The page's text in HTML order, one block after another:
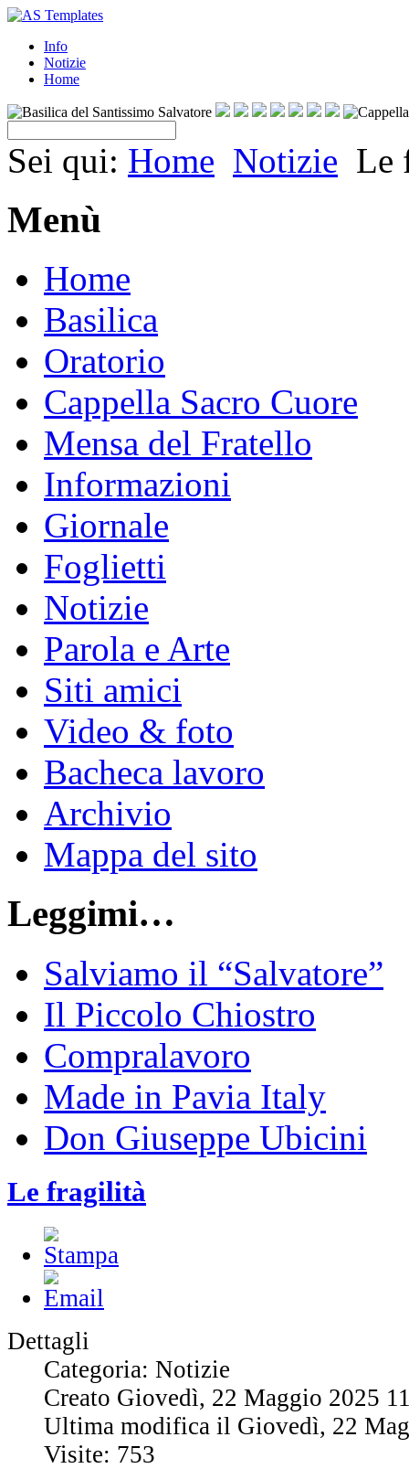
Info
Notizie
Home
Sei qui: Home Notizie Le
Menù
Home
Basilica
Oratorio
Cappella Sacro Cuore
Mensa del Fratello
Informazioni
Giornale
Foglietti
Notizie
Parola e Arte
Siti amici
Video & foto
Bacheca lavoro
Archivio
Mappa del sito
Leggimi…
Salviamo il “Salvatore”
Il Piccolo Chiostro
Compralavoro
Made in Pavia Italy
Don Giuseppe Ubicini
Le fragilità
Dettagli
Categoria: Notizie
Creato Giovedì, 22 Maggio 2025
Ultima modifica il Giovedì, 22
Visite: 753